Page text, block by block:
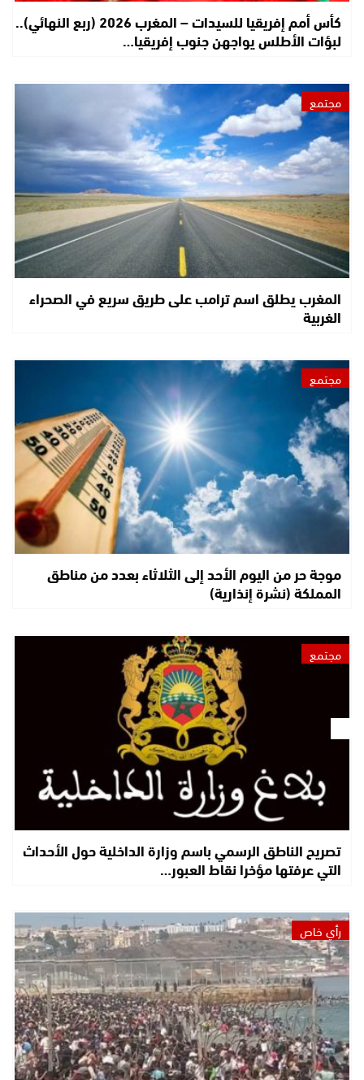
كأس أمم إفريقيا للسيدات – المغرب 2026 (ربع النهائي)..
لبؤات الأطلس يواجهن جنوب إفريقيا…
مجتمع
المغرب يطلق اسم ترامب على طريق سريع في الصحراء
الغربية
مجتمع
موجة حر من اليوم الأحد إلى الثلاثاء بعدد من مناطق
المملكة (نشرة إنذارية)
مجتمع
تصريح الناطق الرسمي باسم وزارة الداخلية حول الأحداث
التي عرفتها مؤخرا نقاط العبور…
رأي خاص